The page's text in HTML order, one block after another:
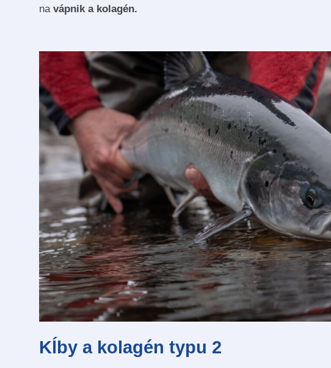
na vápnik a kolagén.
Kĺby a kolagén typu 2